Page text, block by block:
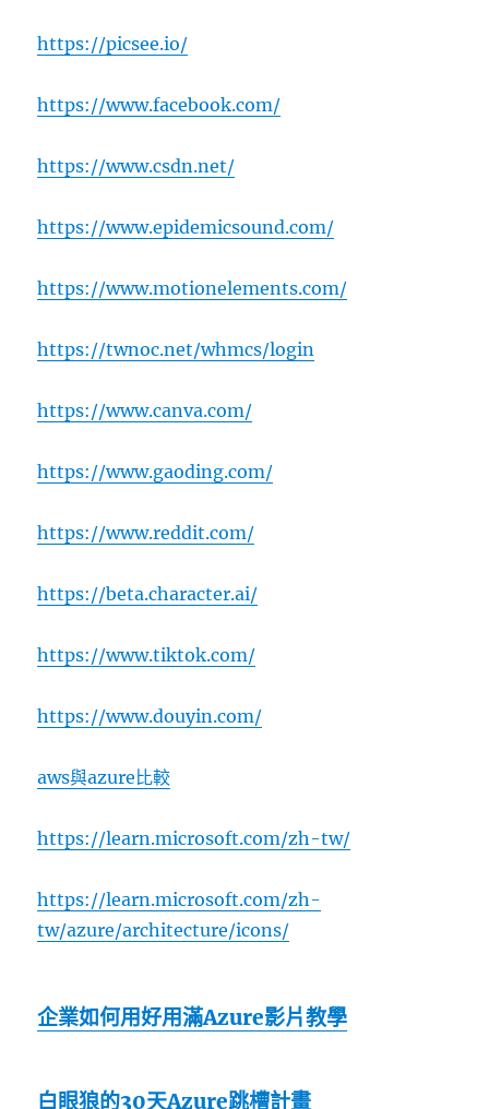
https://picsee.io/
https://www.facebook.com/
https://www.csdn.net/
https://www.epidemicsound.com/
https://www.motionelements.com/
https://twnoc.net/whmcs/login
https://www.canva.com/
https://www.gaoding.com/
https://www.reddit.com/
https://beta.character.ai/
https://www.tiktok.com/
https://www.douyin.com/
aws與azure比較
https://learn.microsoft.com/zh-tw/
https://learn.microsoft.com/zh-
tw/azure/architecture/icons/
企業如何用好用滿Azure影片教學
白眼狼的30天Azure跳槽計畫